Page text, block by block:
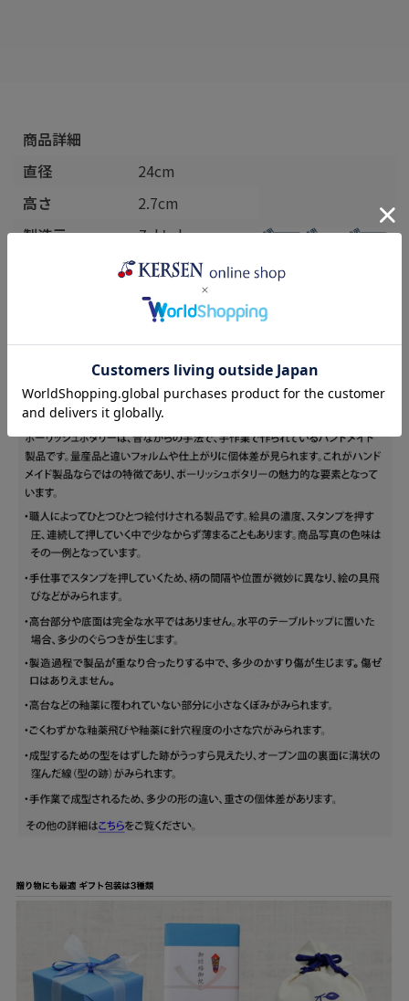
商品詳細
直径
24cm
高さ
2.7cm
製造元
Zakłady
Ceramiczne
"BOLESŁAWIEC"
(ザクワディ)